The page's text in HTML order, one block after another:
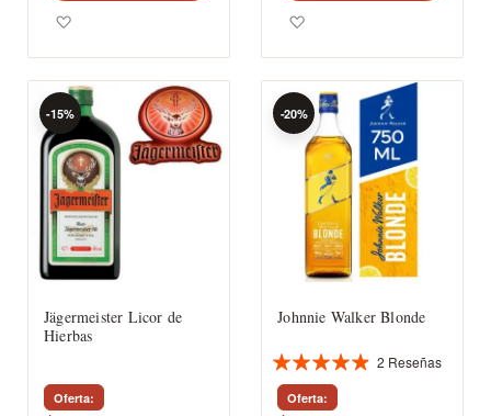
Jägermeister Licor de
Hierbas
Oferta
-15%
Johnnie Walker Blonde
Valoración:
97%
2 Reseñas
Oferta
-20%